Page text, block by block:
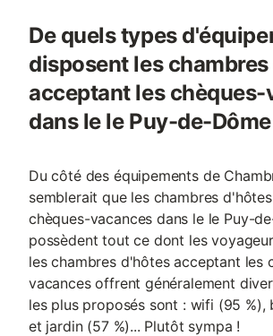
De quels types
disposent les
acceptant les chèques-
dans le le Puy-de-
Du côté des équipements de
semblerait que les chambres
chèques-vacances dans le le Puy-
possèdent tout ce dont les
les chambres d'hôtes acceptant les
vacances offrent généralement
les plus proposés sont : wifi (95 %),
et jardin (57 %)... Plutôt sympa !